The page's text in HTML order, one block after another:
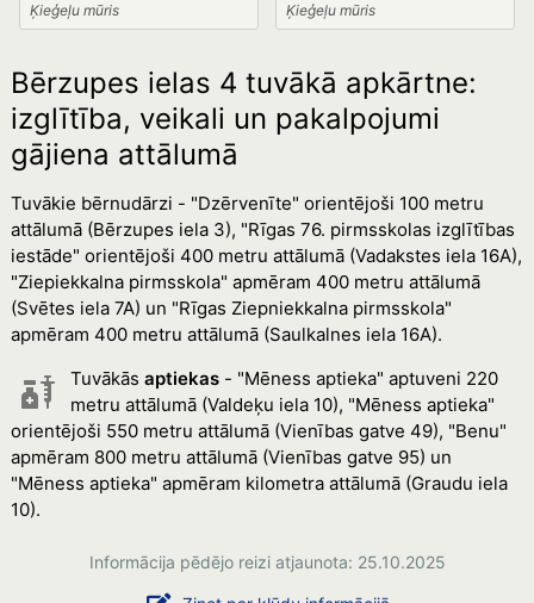
Ķieģeļu mūris Ķieģeļu mūris
Bērzupes ielas 4 tuvākā apkārtne:
izglītība, veikali un pakalpojumi
gājiena attālumā
Tuvākie bērnudārzi - "Dzērvenīte" orientējoši 100 metru
attālumā (Bērzupes iela 3), "Rīgas 76. pirmsskolas izglītības
iestāde" orientējoši 400 metru attālumā (Vadakstes iela 16A),
"Ziepiekkalna pirmsskola" apmēram 400 metru attālumā
(Svētes iela 7A) un "Rīgas Ziepniekkalna pirmsskola"
apmēram 400 metru attālumā (Saulkalnes iela 16A).
Tuvākās aptiekas- "Mēness aptieka" aptuveni 220
metru attālumā (Valdeķu iela 10), "Mēness aptieka"
orientējoši 550 metru attālumā (Vienības gatve 49), "Benu"
apmēram 800 metru attālumā (Vienības gatve 95) un
"Mēness aptieka" apmēram kilometra attālumā (Graudu iela
10).
Informācija pēdējo reizi atjaunota: 25.10.2025